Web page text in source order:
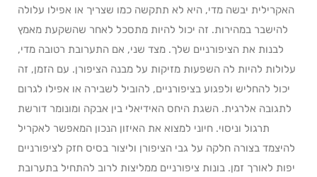
האקרילית יבשה מדי, היא לא תתקשה כמו שצריך או אפילו עלולה
להישבר במהירות. זה יכול להיות מתסכל לאחר שהשקעת מאמץ
לבנות את הציפורניים שלך. מצד שני, אם התערובת רטובה מדי,
עלולות להיות לה השפעות מזיקות על מבנה הציפורן. עם הזמן, זה
יכול להחליש ולפגוע בציפורניים, להוביל לשבירה או אפילו לגרום
לתגובה אלרגית. השגת היחס האידיאלי בין אבקה ומונומר דורשת
תרגול וניסוי. חיוני למצוא את האיזון הנכון המאפשר לאקריל
להיצמד בצורה חלקה על גבי הציפורן וליצור בסיס חזק לציפורניים
יפות לאורך זמן. בונות ציפורניים ממליצות לרוב להתחיל בתערובת